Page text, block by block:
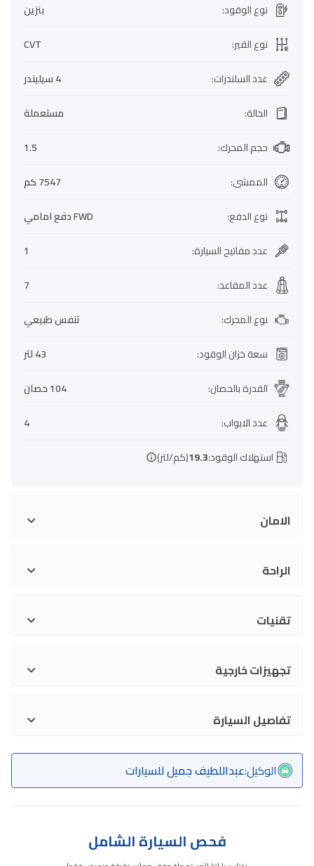
نوع الوقود:
بنزين
نوع القير:
CVT
عدد السلندرات:
4 سيليندر
الحالة:
مستعملة
حجم المحرك:
1.5
الممشى:
7547 كم
نوع الدفع:
FWD دفع امامي
عدد مفاتيح السيارة:
1
عدد المقاعد:
7
نوع المحرك:
تنفس طبيعي
سعة خزان الوقود:
43 لتر
القدرة بالحصان:
104 حصان
عدد الابواب:
4
استهلاك الوقود:19.3(كم/لتر)
الامان
الراحة
تقنيات
تجهيزات خارجية
تفاصيل السيارة
الوكيل:عبداللطيف جميل للسيارات
فحص السيارة الشامل